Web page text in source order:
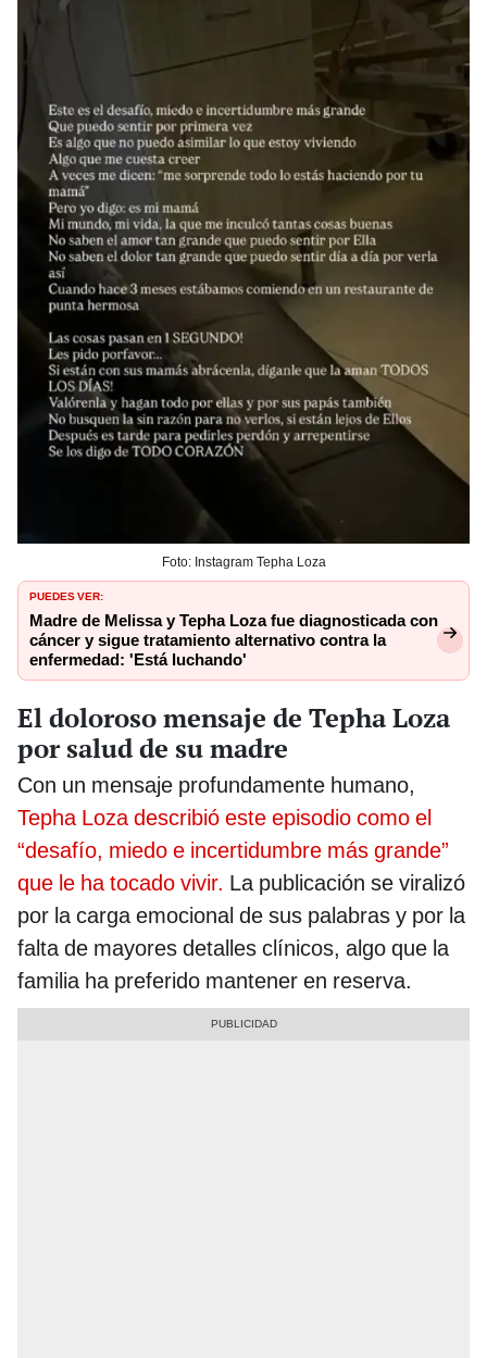
Foto: Instagram Tepha Loza
PUEDES VER:
Madre de Melissa y Tepha Loza fue diagnosticada con
cáncer y sigue tratamiento alternativo contra la
enfermedad: 'Está luchando'
El doloroso mensaje de Tepha Loza
por salud de su madre
Con un mensaje profundamente humano,
Tepha Loza describió este episodio como el
“desafío, miedo e incertidumbre más grande”
que le ha tocado vivir. La publicación se viralizó
por la carga emocional de sus palabras y por la
falta de mayores detalles clínicos, algo que la
familia ha preferido mantener en reserva.